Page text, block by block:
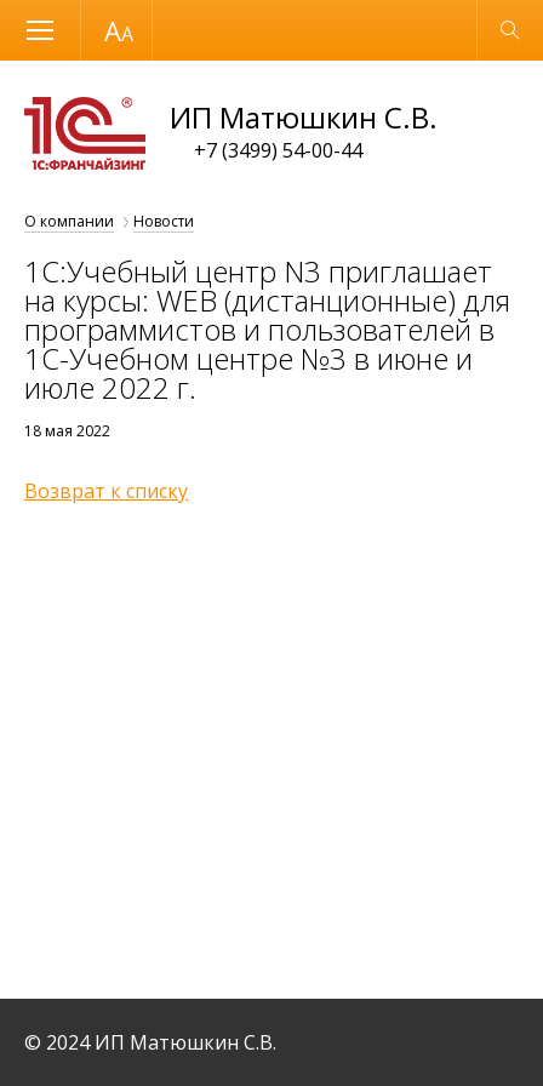
Размер шрифта Обычная версия
ИП Матюшкин С.В.
+7 (3499) 54-00-44
О компании Новости
1С:Учебный центр N3 приглашает
на курсы: WEB (дистанционные) для
программистов и пользователей в
1С-Учебном центре №3 в июне и
июле 2022 г.
18 мая 2022
Возврат к списку
© 2024 ИП Матюшкин С.В.